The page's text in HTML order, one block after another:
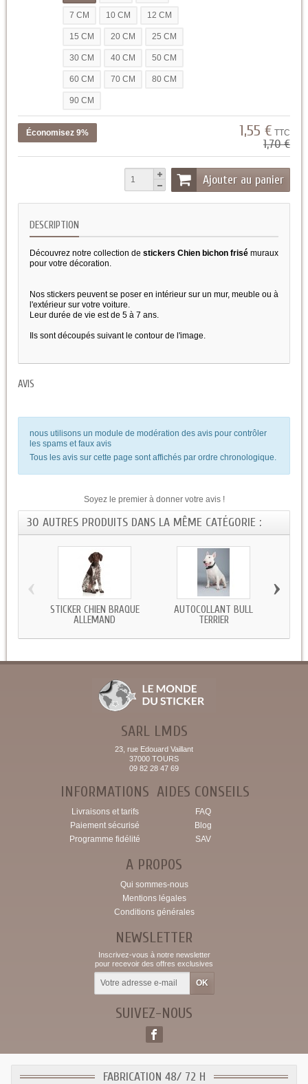
7 CM 10 CM 12 CM
15 CM 20 CM 25 CM
30 CM 40 CM 50 CM
60 CM 70 CM 80 CM
90 CM
Économisez 9% 1,55 € TTC
1,70 €
Ajouter au panier
DESCRIPTION
Découvrez notre collection de stickers Chien bichon frisé muraux
pour votre décoration.
Nos stickers peuvent se poser en intérieur sur un mur, meuble ou à
l'extérieur sur votre voiture.
Leur durée de vie est de 5 à 7 ans.
Ils sont découpés suivant le contour de l'image.
AVIS
nous utilisons un module de modération des avis pour contrôler
les spams et faux avis
Tous les avis sur cette page sont affichés par ordre chronologique.
Soyez le premier à donner votre avis !
30 AUTRES PRODUITS DANS LA MÊME CATÉGORIE :
STICKER CHIEN BRAQUE
ALLEMAND
AUTOCOLLANT BULL
TERRIER
‹ ›
SARL LMDS
23, rue Edouard Vaillant
37000 TOURS
09 82 28 47 69
INFORMATIONS
Livraisons et tarifs
Paiement sécurisé
Programme fidélité
AIDES CONSEILS
FAQ
Blog
SAV
A PROPOS
Qui sommes-nous
Mentions légales
Conditions générales
NEWSLETTER
Inscrivez-vous à notre newsletter
pour recevoir des offres exclusives
SUIVEZ-NOUS
FABRICATION 48/ 72 H